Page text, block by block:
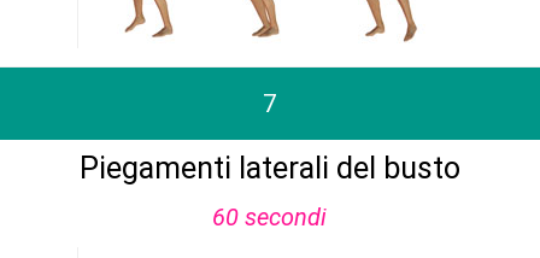
7
Piegamenti laterali del busto
60 secondi